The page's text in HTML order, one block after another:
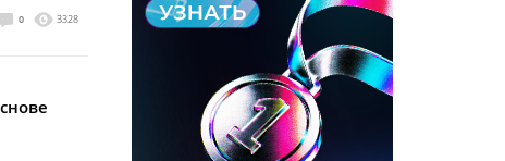
0 3328